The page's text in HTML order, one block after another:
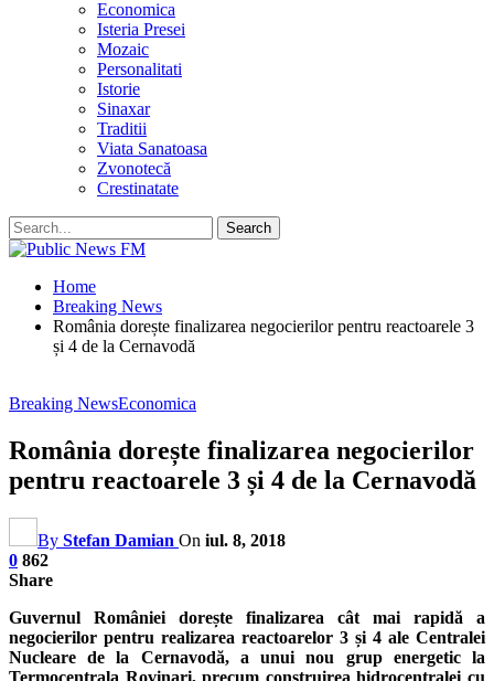
Economica
Isteria Presei
Mozaic
Personalitati
Istorie
Sinaxar
Traditii
Viata Sanatoasa
Zvonotecă
Crestinatate
Home
Breaking News
România dorește finalizarea negocierilor pentru reactoarele 3
și 4 de la Cernavodă
Breaking NewsEconomica
România dorește finalizarea negocierilor
pentru reactoarele 3 și 4 de la Cernavodă
By Stefan Damian On iul. 8, 2018
0 862
Share
Guvernul României dorește finalizarea cât mai rapidă a
negocierilor pentru realizarea reactoarelor 3 și 4 ale Centralei
Nucleare de la Cernavodă, a unui nou grup energetic la
Termocentrala Rovinari, precum construirea hidrocentralei cu